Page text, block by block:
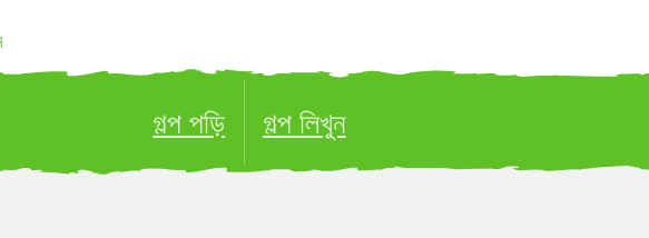
গল্প পড়ি গল্প লিখুন